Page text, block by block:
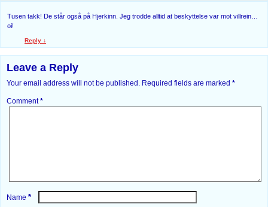
Tusen takk! De står også på Hjerkinn. Jeg trodde alltid at beskyttelse var mot villrein…
oi!
Reply ↓
Leave a Reply
Your email address will not be published. Required fields are marked *
Comment*
Name *